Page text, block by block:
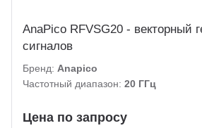
AnaPico RFVSG20 - векторный
сигналов
Бренд: Anapico
Частотный диапазон: 20 ГГц
Цена по запросу